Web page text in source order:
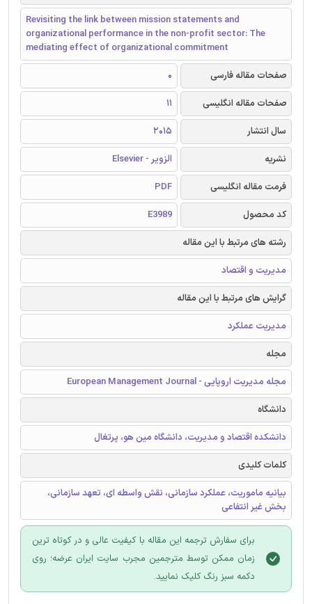
Revisiting the link between mission statements and
organizational performance in the non-profit sector: The
mediating effect of organizational commitment
صفحات مقاله فارسی
0
صفحات مقاله انگلیسی
11
سال انتشار
2015
نشریه
الزویر - Elsevier
فرمت مقاله انگلیسی
PDF
کد محصول
E3989
رشته های مرتبط با این مقاله
مدیریت و اقتصاد
گرایش های مرتبط با این مقاله
مدیریت عملکرد
مجله
مجله مدیریت اروپایی - European Management Journal
دانشگاه
دانشکده اقتصاد و مدیریت، دانشگاه مین هو، پرتغال
کلمات کلیدی
بیانیه ماموریت، عملکرد سازمانی، نقش واسطه ای، تعهد سازمانی،
بخش غیر انتفاعی
برای سفارش ترجمه این مقاله با کیفیت عالی و در کوتاه ترین
زمان ممکن توسط مترجمین مجرب سایت ایران عرضه؛ روی
دکمه سبز رنگ کلیک نمایید.